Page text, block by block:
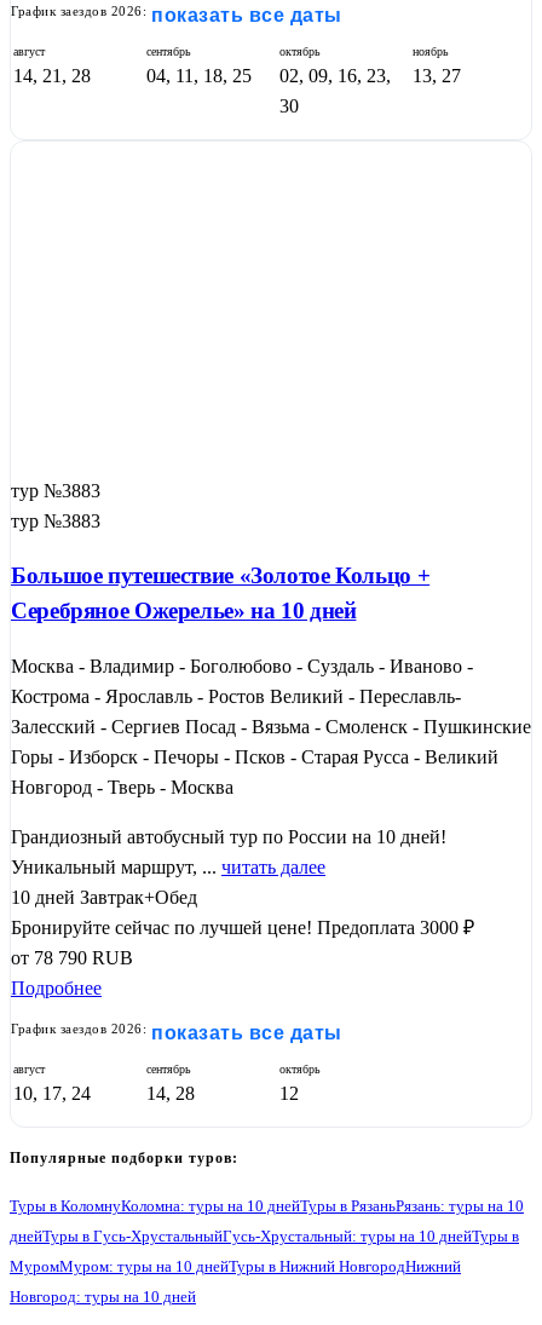
График заездов 2026: показать все даты
август
14, 21, 28
сентябрь
04, 11, 18, 25
октябрь
02, 09, 16, 23,
30
ноябрь
13, 27
тур №3883
тур №3883
Большое путешествие «Золотое Кольцо +
Серебряное Ожерелье» на 10 дней
Москва - Владимир - Боголюбово - Суздаль - Иваново -
Кострома - Ярославль - Ростов Великий - Переславль-
Залесский - Сергиев Посад - Вязьма - Смоленск - Пушкинские
Горы - Изборск - Печоры - Псков - Старая Русса - Великий
Новгород - Тверь - Москва
Грандиозный автобусный тур по России на 10 дней!
Уникальный маршрут, ... читать далее
10 дней Завтрак+Обед
Бронируйте сейчас по лучшей цене! Предоплата 3000 ₽
от 78 790 RUB
Подробнее
График заездов 2026: показать все даты
август
10, 17, 24
сентябрь
14, 28
октябрь
12
Популярные подборки туров:
Туры в КоломнуКоломна: туры на 10 днейТуры в РязаньРязань: туры на 10
днейТуры в Гусь-ХрустальныйГусь-Хрустальный: туры на 10 днейТуры в
МуромМуром: туры на 10 днейТуры в Нижний НовгородНижний
Новгород: туры на 10 дней